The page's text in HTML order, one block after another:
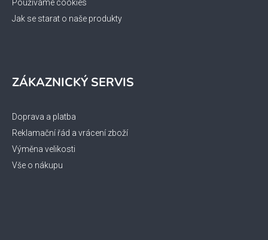
Používáme cookies
Jak se starat o naše produkty
ZÁKAZNICKÝ SERVIS
Doprava a platba
Reklamační řád a vrácení zboží
Výměna velikosti
Vše o nákupu